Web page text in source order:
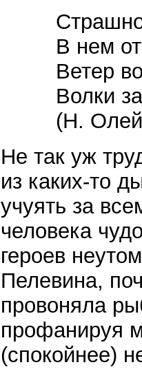
В нем
Ветер
Волки
(Н.
Не так уж
из каких-то
учуять за
человека
героев
Пелевина,
провоняла
профанируя
(спокойнее)